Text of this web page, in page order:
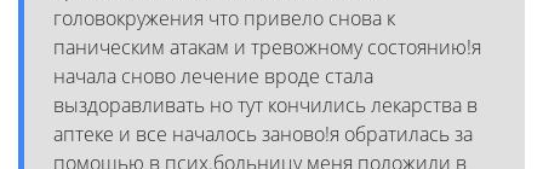
головокружения что привело снова к
паническим атакам и тревожному состоянию!я
начала сново лечение вроде стала
выздоравливать но тут кончились лекарства в
аптеке и все началось заново!я обратилась за
помощью в псих.больницу меня положили в